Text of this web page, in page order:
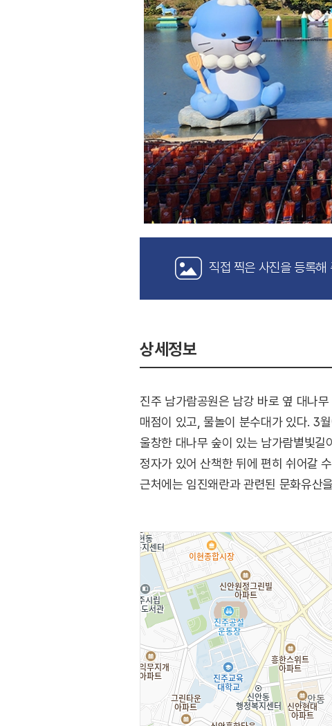
직접 찍은 사진을 등록해
상세정보
진주 남가람공원은 남강 바로 옆 대나
매점이 있고, 물놀이 분수대가 있다. 3
울창한 대나무 숲이 있는 남가람별빛
정자가 있어 산책한 뒤에 편히 쉬어갈
근처에는 임진왜란과 관련된 문화유산